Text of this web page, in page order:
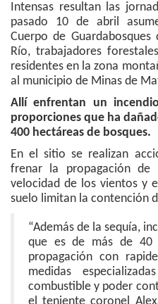
Intensas resultan las
pasado 10 de abril
Cuerpo de
Río, trabajadores
residentes en la zona
al municipio de Minas de
Allí enfrentan un
proporciones que ha
400 hectáreas de bosques.
En el sitio se realizan
frenar la propagación
velocidad de los vientos y
suelo limitan la contención
“Además de la sequía,
que es de más de
propagación con
medidas
combustible y poder
el teniente coronel